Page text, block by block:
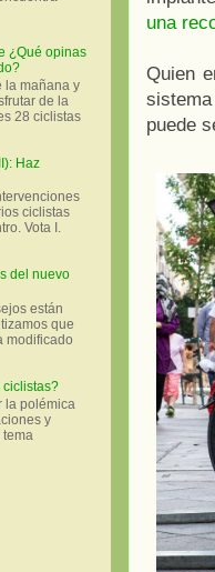
una
Quien
puede
¿Qué opinas
la mañana y
de la
28 ciclistas
Haz
ciclistas
Vota I.
del nuevo
están
que
modificado
la polémica
y
tema